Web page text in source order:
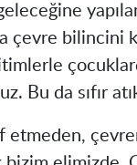
çevre bilincini
Bu da sıfır
etmeden,